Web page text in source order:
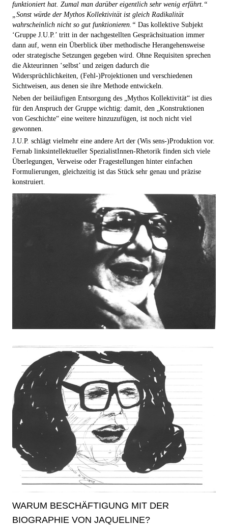
funktioniert hat. Zumal man darüber eigentlich sehr wenig erfährt.“
„Sonst würde der Mythos Kollektivität ist gleich Radikalität
wahrscheinlich nicht so gut funktionieren.“ Das kollektive Subjekt
‘Gruppe J.U.P.’ tritt in der nachgestellten Gesprächsituation immer
dann auf, wenn ein Überblick über methodische Herangehensweise
oder strategische Setzungen gegeben wird. Ohne Requisiten sprechen
die Akteurinnen ‘selbst’ und zeigen dadurch die
Widersprüchlichkeiten, (Fehl-)Projektionen und verschiedenen
Sichtweisen, aus denen sie ihre Methode entwickeln.
Neben der beiläufigen Entsorgung des „Mythos Kollektivität“ ist dies
für den Anspruch der Gruppe wichtig: damit, den „Konstruktionen
von Geschichte“ eine weitere hinzuzufügen, ist noch nicht viel
gewonnen.
J.U.P. schlägt vielmehr eine andere Art der (Wis sens-)Produktion vor.
Fernab linksintellektueller SpezialistInnen-Rhetorik finden sich viele
Überlegungen, Verweise oder Fragestellungen hinter einfachen
Formulierungen, gleichzeitig ist das Stück sehr genau und präzise
konstruiert.
WARUM BESCHÄFTIGUNG MIT DER
BIOGRAPHIE VON JAQUELINE?